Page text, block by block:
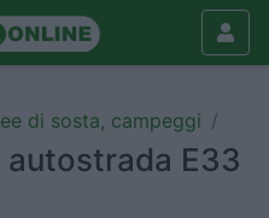
di sosta, campeggi
E33